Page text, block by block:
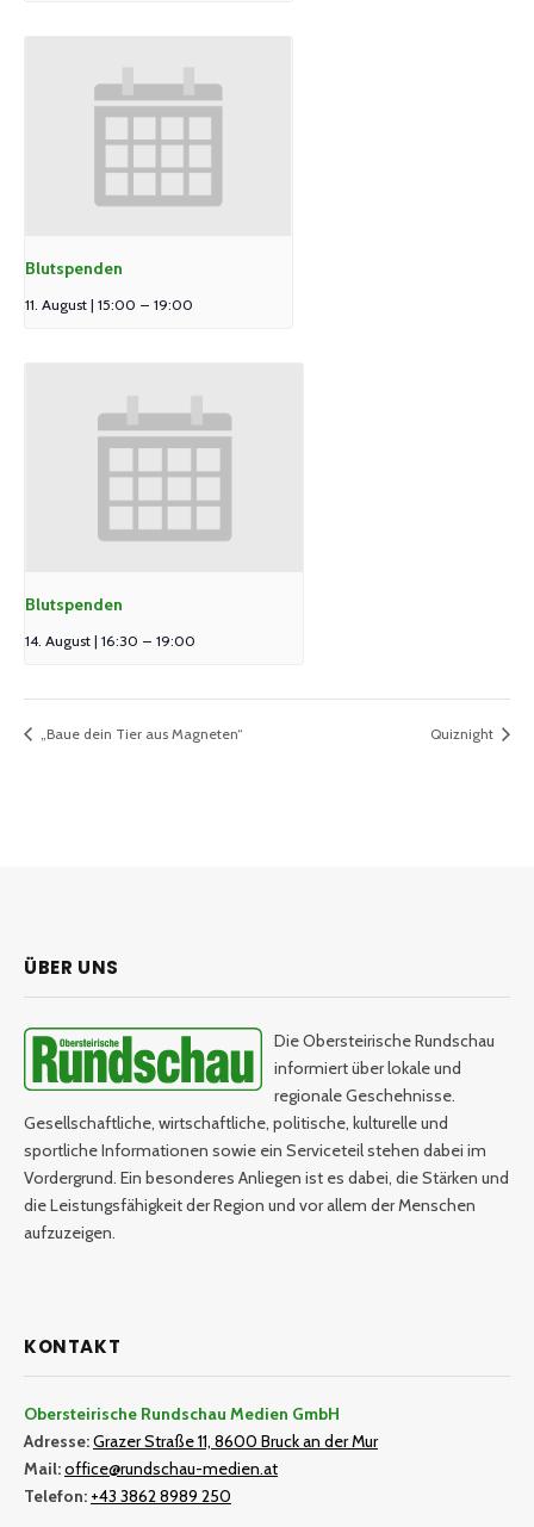
Blutspenden
11. August | 15:00 – 19:00
Blutspenden
14. August | 16:30 – 19:00
„Baue dein Tier aus Magneten“ Quiznight
ÜBER UNS
Die Obersteirische Rundschau
informiert über lokale und
regionale Geschehnisse.
Gesellschaftliche, wirtschaftliche, politische, kulturelle und
sportliche Informationen sowie ein Serviceteil stehen dabei im
Vordergrund. Ein besonderes Anliegen ist es dabei, die Stärken und
die Leistungsfähigkeit der Region und vor allem der Menschen
aufzuzeigen.
KONTAKT
Obersteirische Rundschau Medien GmbH
Adresse:Grazer Straße 11, 8600 Bruck an der Mur
Mail:office@rundschau-medien.at
Telefon: +43 3862 8989 250